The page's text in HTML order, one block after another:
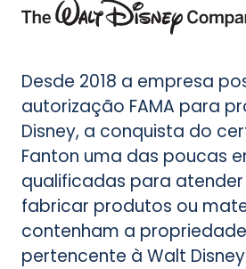
Desde 2018 a empresa
autorização FAMA para
Disney, a conquista do
Fanton uma das poucas
qualificadas para
fabricar produtos ou
contenham a
pertencente à Walt